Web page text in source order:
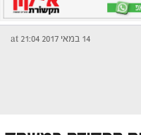
14 במאי 2017 at 21:04